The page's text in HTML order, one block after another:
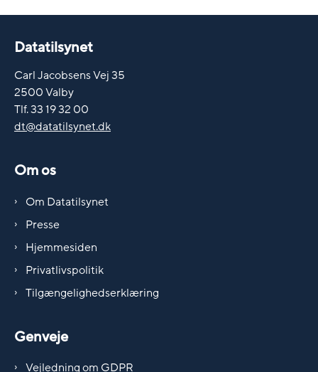
Datatilsynet
Carl Jacobsens Vej 35
2500 Valby
Tlf. 33 19 32 00
dt@datatilsynet.dk
Om os
Om Datatilsynet
Presse
Hjemmesiden
Privatlivspolitik
Tilgængelighedserklæring
Genveje
Vejledning om GDPR